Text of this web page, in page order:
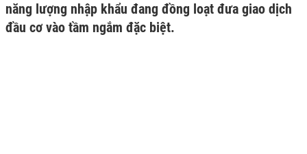
năng lượng nhập khẩu đang đồng loạt đưa giao dịch
đầu cơ vào tầm ngắm đặc biệt.